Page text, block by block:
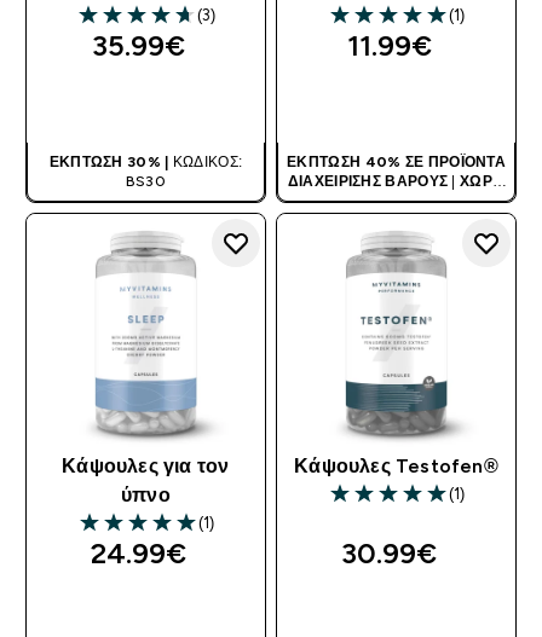
4.67 out of 5 stars
(3)
35.99€‎
ΈΚΠΤΩΣΗ 30% |
ΚΩΔΙΚΌΣ:
BS30
5 out of 5 stars
(1)
11.99€‎
ΈΚΠΤΩΣΗ 40% ΣΕ ΠΡΟΪΌΝΤΑ
ΔΙΑΧΕΊΡΙΣΗΣ ΒΆΡΟΥΣ
ΧΩΡΊΣ
ΚΩΔΙΚΌ
Κάψουλες για τον
ύπνο
5 out of 5 stars
(1)
24.99€‎
Κάψουλες Testofen®
5 out of 5 stars
(1)
30.99€‎